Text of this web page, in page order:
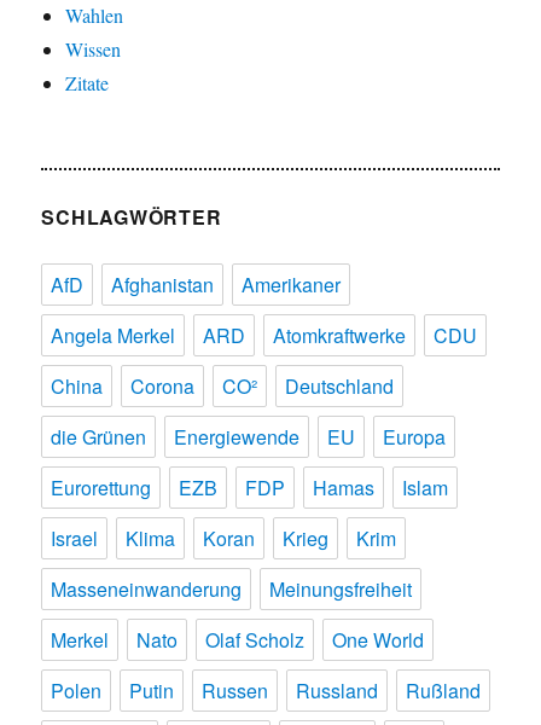
Wahlen
Wissen
Zitate
SCHLAGWÖRTER
AfD Afghanistan
Amerikaner
Angela Merkel
ARD Atomkraftwerke
CDU
China
Corona CO²
Deutschland
die Grünen
Energiewende EU
Europa
Eurorettung
EZB FDP Hamas
Islam
Israel
Klima Koran Krieg
Krim
Masseneinwanderung
Meinungsfreiheit
Merkel
Nato Olaf Scholz
One World
Polen
Putin Russen Russland Rußland